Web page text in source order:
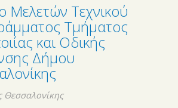
Μελετών Τεχνικού
Τμήματος
και Οδικής
Δήμου
Θεσσαλονίκης